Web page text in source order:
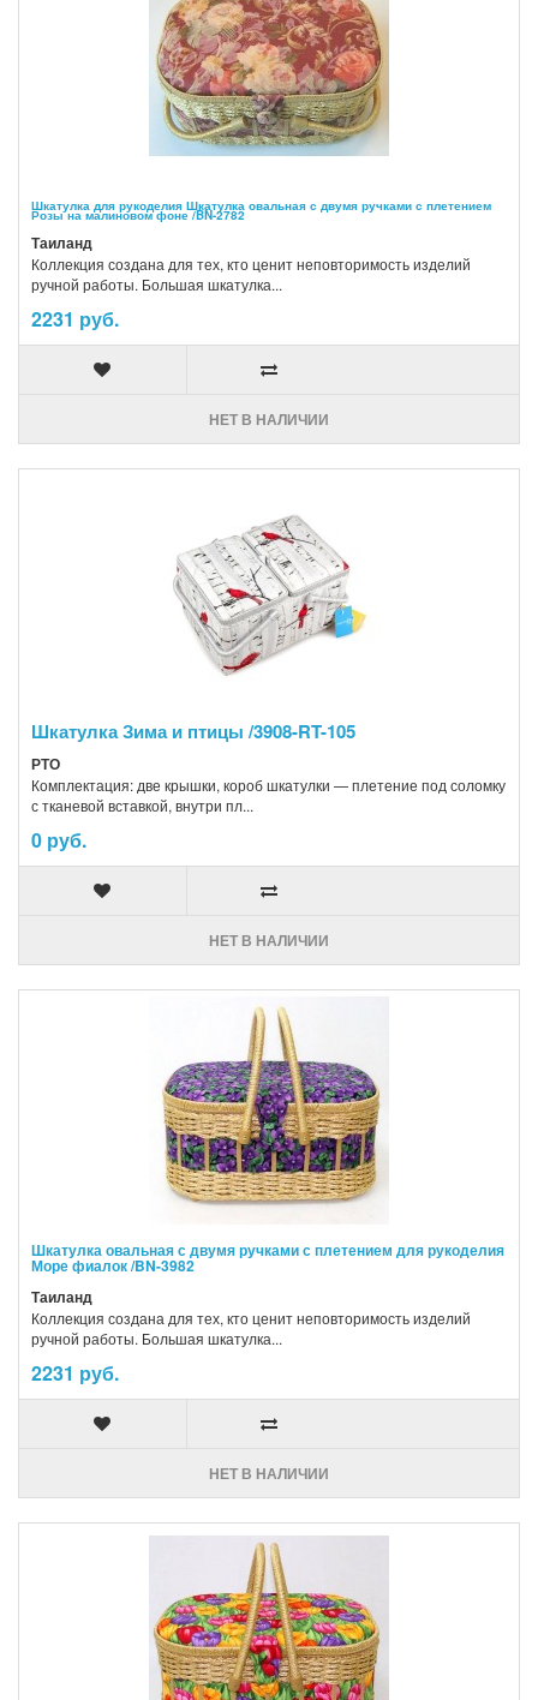
Шкатулка для рукоделия Шкатулка овальная с двумя ручками с плетением
Розы на малиновом фоне /BN-2782
Таиланд
Коллекция создана для тех, кто ценит неповторимость изделий
ручной работы. Большая шкатулка...
2231 руб.
НЕТ В НАЛИЧИИ
Шкатулка Зима и птицы /3908-RT-105
РТО
Комплектация: две крышки, короб шкатулки — плетение под соломку
с тканевой вставкой, внутри пл...
0 руб.
НЕТ В НАЛИЧИИ
Шкатулка овальная с двумя ручками с плетением для рукоделия
Море фиалок /BN-3982
Таиланд
Коллекция создана для тех, кто ценит неповторимость изделий
ручной работы. Большая шкатулка...
2231 руб.
НЕТ В НАЛИЧИИ